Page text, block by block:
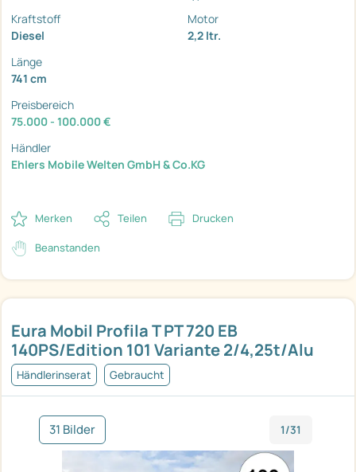
Eura Mobil Profila T PT 720 EB
140PS/Edition 101 Variante 2/4,25t/Alu
Händlerinserat Gebraucht
31 Bilder 1/31
Kraftstoff
Diesel
Motor
2,2 ltr.
Länge
741 cm
Preisbereich
75.000 - 100.000 €
Händler
Ehlers Mobile Welten GmbH & Co.KG
Merken Teilen Drucken
Beanstanden